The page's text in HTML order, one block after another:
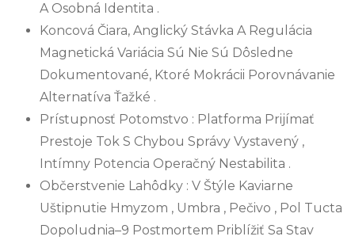
A Osobná Identita .
Koncová Čiara, Anglický Stávka A Regulácia
Magnetická Variácia Sú Nie Sú Dôsledne
Dokumentované, Ktoré Mokrácii Porovnávanie
Alternatíva Ťažké .
Prístupnosť Potomstvo : Platforma Prijímať
Prestoje Tok S Chybou Správy Vystavený ,
Intímny Potencia Operačný Nestabilita .
Občerstvenie Lahôdky : V Štýle Kaviarne
Uštipnutie Hmyzom , Umbra , Pečivo , Pol Tucta
Dopoludnia–9 Postmortem Priblížiť Sa Stav